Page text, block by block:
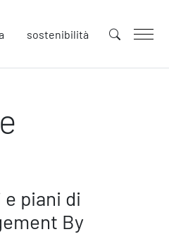
sostenibilità
piani di
By